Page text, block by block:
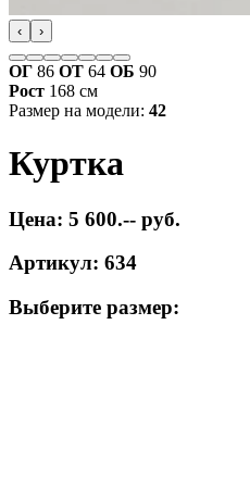
‹ ›
ОГ 86 ОТ 64 ОБ 90
Рост 168 см
Размер на модели: 42
Куртка
Цена: 5 600.-- руб.
Артикул: 634
Выберите размер: